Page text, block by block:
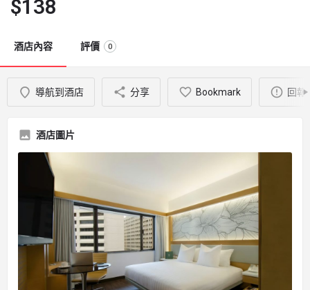
$138
酒店內容 評價 0
導航到酒店 分享 Bookmark 回報
酒店圖片